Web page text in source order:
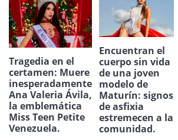
Tragedia en el
certamen: Muere
inesperadamente
Ana Valeria Ávila,
la emblemática
Miss Teen Petite
Venezuela.
Encuentran el
cuerpo sin vida
de una joven
modelo de
Maturín: signos
de asfixia
estremecen a la
comunidad.